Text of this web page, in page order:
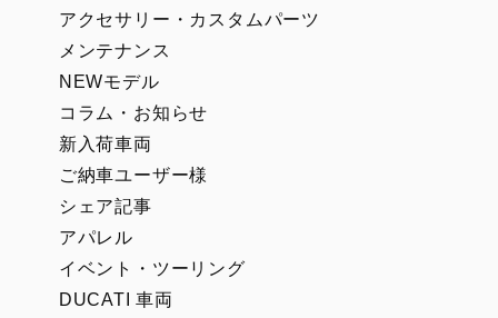
アクセサリー・カスタムパーツ
メンテナンス
NEWモデル
コラム・お知らせ
新入荷車両
ご納車ユーザー様
シェア記事
アパレル
イベント・ツーリング
DUCATI 車両